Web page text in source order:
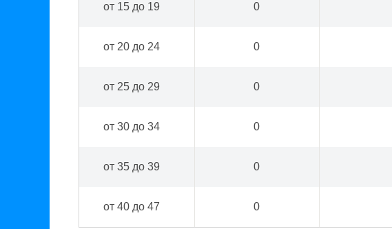
от 15 до 19 0
от 20 до 24 0
от 25 до 29 0
от 30 до 34 0
от 35 до 39 0
от 40 до 47 0